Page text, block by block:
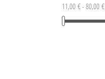
11,00 € - 80,00 €